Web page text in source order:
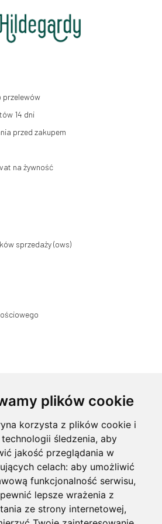
plików cookie
korzysta z plików cookie i
śledzenia, aby
jakość przeglądania w
celach: aby umożliwić
funkcjonalność serwisu,
lepsze wrażenia z
ze strony internetowej,
dostępu do swoich danych osobowych,
ograniczenia przetwarzania, wniesienia
z prawem przetwarzania, którego
przed jej cofnięciem. W tym celu możesz
siedziby.
ODO
przelewów
14 dni
przed zakupem
na żywność
sprzedaży (ows)
ogrodyhildegardy.pl?